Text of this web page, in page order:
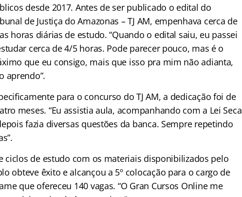
desde 2017. Antes de ser publicado o edital do
de Justiça do Amazonas – TJ AM, empenhava cerca de
horas diárias de estudo. “Quando o edital saiu, eu passei
cerca de 4/5 horas. Pode parecer pouco, mas é o
que eu consigo, mais que isso pra mim não adianta,
aprendo”.
para o concurso do TJ AM, a dedicação foi de
meses. “Eu assistia aula, acompanhando com a Lei Seca
fazia diversas questões da banca. Sempre repetindo
ciclos de estudo com os materiais disponibilizados pelo
obteve êxito e alcançou a 5º colocação para o cargo de
que ofereceu 140 vagas. “O Gran Cursos Online me